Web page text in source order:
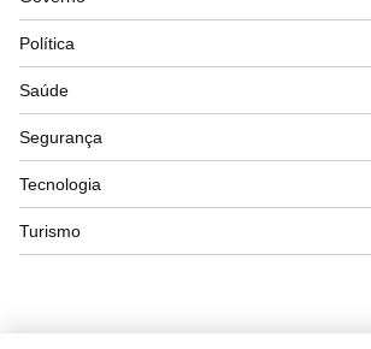
Política
Saúde
Segurança
Tecnologia
Turismo